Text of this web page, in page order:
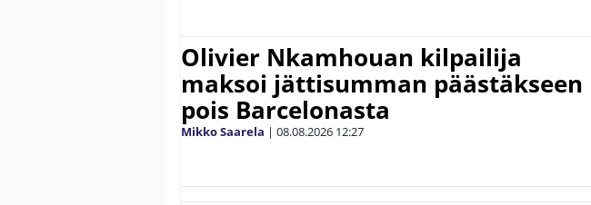
Olivier Nkamhouan kilpailija
maksoi jättisumman päästäkseen
pois Barcelonasta
Mikko Saarela | 08.08.2026 12:27